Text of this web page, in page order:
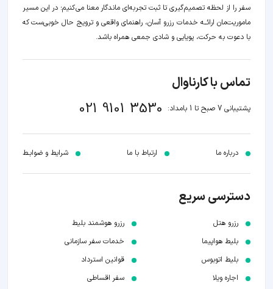
سفر را از لحظه‌ تصمیم‌گیری تا ثبت تجربه‌ای ماندگار معنا می‌کنیم؛ در این مسیر‍
ماموریت‌مان اراﺋــﻪ خدمات رزرو آسان، راهنمای واقعی و ترویج حال خوبی‌ست که
با دعوت به حرکت، پویایی و شادی جمعی همراه باشد.
تماس با کارناوال
پشتیبانی 7 صبح تا 1 بامداد: 021 9101 3530
درباره ما ارتباط با ما شرایط و ضوابـط
دسترسی سریع
رزرو هتل
بلیط هواپیما
بلیط اتوبوس
اجاره ویلا
رزرو هوشمند بلیط
خدمات سفر سازمانی
قوانین استرداد
سفر اقساطی